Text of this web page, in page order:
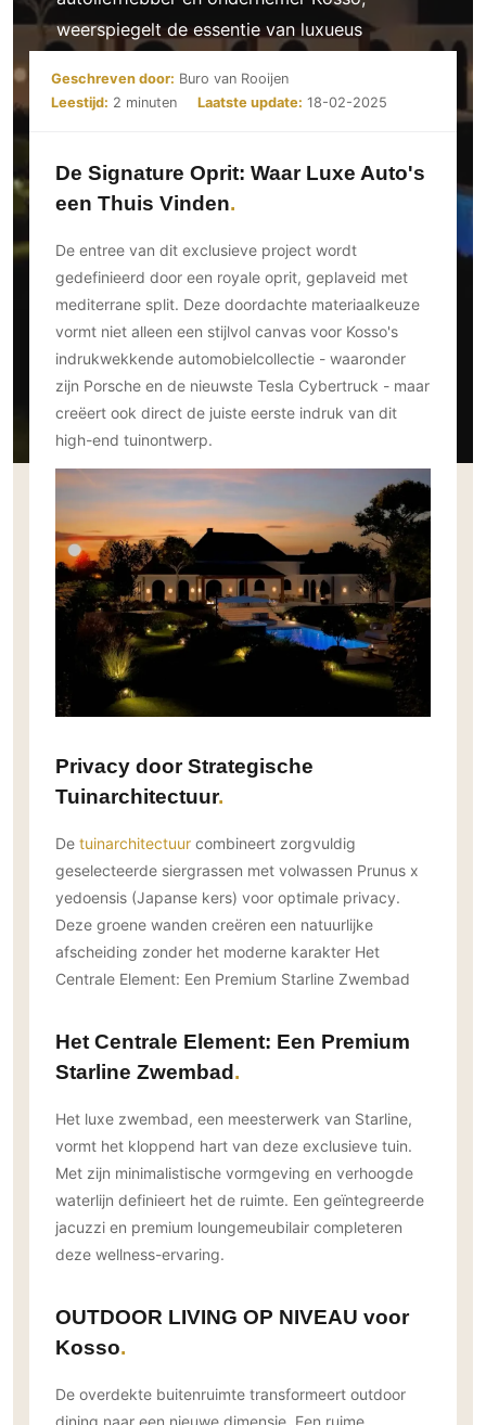
Woondecoratie
Inrichting
Roomdividers
Bedden
Meubels
Verlichting
Glas
Trappen
Keuken
Keukens
Keukenapparatuur
Keukenbladen
Keukenaccessoires
Keukenkranen
Ramen en deuren
Binnendeuren
Aluminium deuren
Houten deuren
Stalen deuren
Meubelbeslag
Vloer
Vloeren
Beton Ciré vloeren
Vloerkleden
Afwerking
Wandafwerking
Beton Ciré
Stucwerk
Ramen
Buitendeuren
Deursystemen
Glazen wandsystemen
Vouwwanden
Garagedeuren
Zonwering
Buitenshutters
Overig
3D visualisaties
Gevelbekleding
Gevelstenen
Houten gevelbekleding
Stucwerk
Schilderwerk buiten
Tuinmeubelen
Tuinverlichting
Omheining
Hekwerken en poorten
Zwemmen
Tuin wellness
Buitenvloeren
Natuursteen en keramiek
buitenvloeren
Vlonders
Zonwering
Zonwering buiten
Kinderkamer
Serre/Veranda
Slaapkamer
Thuisbioscoop
Wellness
Werkkamer
Wijnkelder
Woonkamer
Bijgebouw / Poolhouse
Terrasoverkapping
Zakelijk
Horeca
Kantoor
weerspiegelt de essentie van luxueus
Geschreven door: Buro van Rooijen
Leestijd: 2 minuten Laatste update: 18-02-2025
De Signature Oprit: Waar Luxe Auto's
een Thuis Vinden
De entree van dit exclusieve project wordt
gedefinieerd door een royale oprit, geplaveid met
mediterrane split. Deze doordachte materiaalkeuze
vormt niet alleen een stijlvol canvas voor Kosso's
indrukwekkende automobielcollectie - waaronder
zijn Porsche en de nieuwste Tesla Cybertruck - maar
creëert ook direct de juiste eerste indruk van dit
high-end tuinontwerp.
Privacy door Strategische
Tuinarchitectuur
Detuinarchitectuur combineert zorgvuldig
geselecteerde siergrassen met volwassen Prunus x
yedoensis (Japanse kers) voor optimale privacy.
Deze groene wanden creëren een natuurlijke
afscheiding zonder het moderne karakter Het
Centrale Element: Een Premium Starline Zwembad
Het Centrale Element: Een Premium
Starline Zwembad
Het luxe zwembad, een meesterwerk van Starline,
vormt het kloppend hart van deze exclusieve tuin.
Met zijn minimalistische vormgeving en verhoogde
waterlijn definieert het de ruimte. Een geïntegreerde
jacuzzi en premium loungemeubilair completeren
deze wellness-ervaring.
OUTDOOR LIVING OP NIVEAU voor
Kosso
De overdekte buitenruimte transformeert outdoor